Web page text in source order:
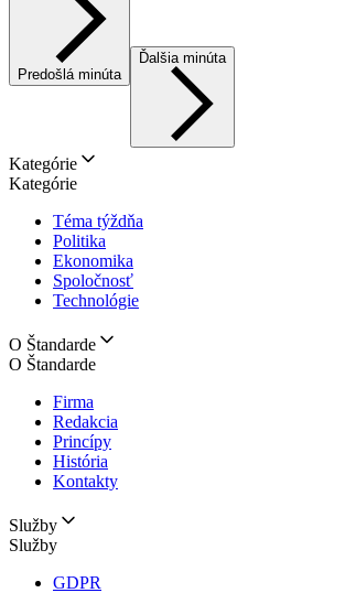
Predošlá minúta
Ďalšia minúta
Kategórie
Kategórie
Téma týždňa
Politika
Ekonomika
Spoločnosť
Technológie
O Štandarde
O Štandarde
Firma
Redakcia
Princípy
História
Kontakty
Služby
Služby
GDPR